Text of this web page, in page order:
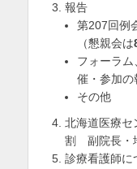
報告
第207回例
（懇親会は
フォーラ
催・参加の
その他
北海道医療セ
割 副院長・
診療看護師